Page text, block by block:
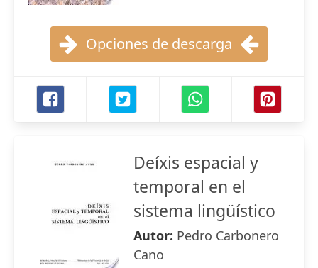
Opciones de descarga
Deíxis espacial y
temporal en el
sistema lingüístico
Autor: Pedro Carbonero
Cano